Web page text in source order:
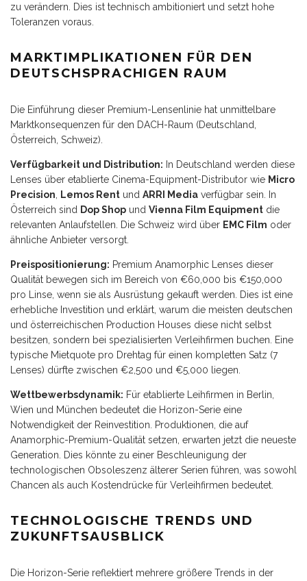
zu verändern. Dies ist technisch ambitioniert und setzt hohe
Toleranzen voraus.
MARKTIMPLIKATIONEN FÜR DEN
DEUTSCHSPRACHIGEN RAUM
Die Einführung dieser Premium-Lensenlinie hat unmittelbare
Marktkonsequenzen für den DACH-Raum (Deutschland,
Österreich, Schweiz).
Verfügbarkeit und Distribution: In Deutschland werden diese
Lenses über etablierte Cinema-Equipment-Distributor wie Micro
Precision
Lemos Rent und ARRI Media verfügbar sein. In
Österreich sind Dop Shop und Vienna Film Equipment die
relevanten Anlaufstellen. Die Schweiz wird über EMC Film oder
ähnliche Anbieter versorgt.
Preispositionierung: Premium Anamorphic Lenses dieser
Qualität bewegen sich im Bereich von €60,000 bis €150,000
pro Linse, wenn sie als Ausrüstung gekauft werden. Dies ist eine
erhebliche Investition und erklärt, warum die meisten deutschen
und österreichischen Production Houses diese nicht selbst
besitzen, sondern bei spezialisierten Verleihfirmen buchen. Eine
typische Mietquote pro Drehtag für einen kompletten Satz (7
Lenses) dürfte zwischen €2,500 und €5,000 liegen.
Wettbewerbsdynamik: Für etablierte Leihfirmen in Berlin,
Wien und München bedeutet die Horizon-Serie eine
Notwendigkeit der Reinvestition. Produktionen, die auf
Anamorphic-Premium-Qualität setzen, erwarten jetzt die neueste
Generation. Dies könnte zu einer Beschleunigung der
technologischen Obsoleszenz älterer Serien führen, was sowohl
Chancen als auch Kostendrücke für Verleihfirmen bedeutet.
TECHNOLOGISCHE TRENDS UND
ZUKUNFTSAUSBLICK
Die Horizon-Serie reflektiert mehrere größere Trends in der